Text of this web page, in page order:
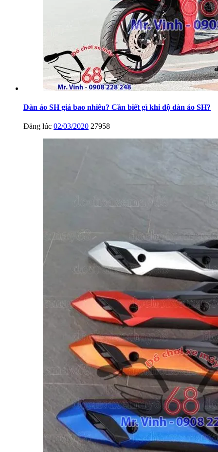
Dàn áo SH giá bao nhiêu? Cần biết gì khi độ dàn áo SH?
Đăng lúc 02/03/2020 27958